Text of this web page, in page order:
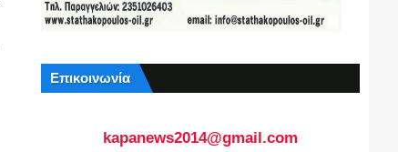
Επικοινωνία
kapanews2014@gmail.com